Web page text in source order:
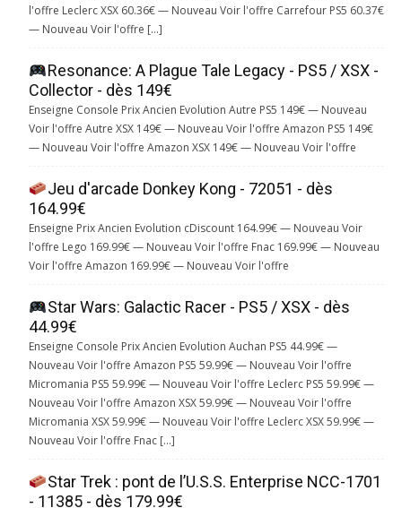
l'offre Leclerc XSX 60.36€ — Nouveau Voir l'offre Carrefour PS5 60.37€
— Nouveau Voir l'offre […]
Resonance: A Plague Tale Legacy - PS5 / XSX -
Collector - dès 149€
Enseigne Console Prix Ancien Evolution Autre PS5 149€ — Nouveau
Voir l'offre Autre XSX 149€ — Nouveau Voir l'offre Amazon PS5 149€
— Nouveau Voir l'offre Amazon XSX 149€ — Nouveau Voir l'offre
Jeu d'arcade Donkey Kong - 72051 - dès
164.99€
Enseigne Prix Ancien Evolution cDiscount 164.99€ — Nouveau Voir
l'offre Lego 169.99€ — Nouveau Voir l'offre Fnac 169.99€ — Nouveau
Voir l'offre Amazon 169.99€ — Nouveau Voir l'offre
Star Wars: Galactic Racer - PS5 / XSX - dès
44.99€
Enseigne Console Prix Ancien Evolution Auchan PS5 44.99€ —
Nouveau Voir l'offre Amazon PS5 59.99€ — Nouveau Voir l'offre
Micromania PS5 59.99€ — Nouveau Voir l'offre Leclerc PS5 59.99€ —
Nouveau Voir l'offre Amazon XSX 59.99€ — Nouveau Voir l'offre
Micromania XSX 59.99€ — Nouveau Voir l'offre Leclerc XSX 59.99€ —
Nouveau Voir l'offre Fnac […]
Star Trek : pont de l’U.S.S. Enterprise NCC-1701
- 11385 - dès 179.99€